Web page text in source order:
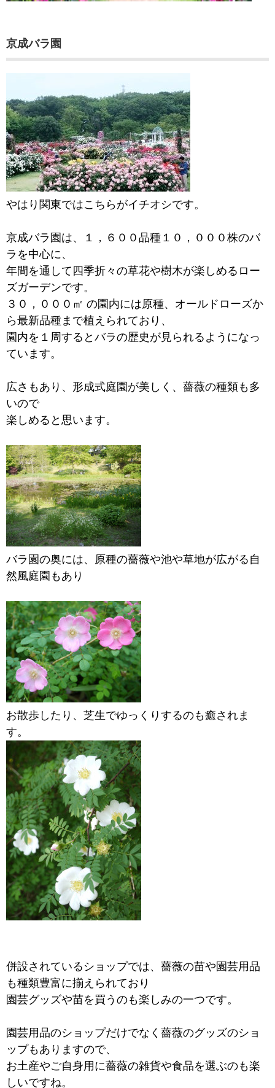
京成バラ園
やはり関東ではこちらがイチオシです。
京成バラ園は、１，６００品種１０，０００株のバ
ラを中心に、
年間を通して四季折々の草花や樹木が楽しめるロー
ズガーデンです。
３０，０００㎡ の園内には原種、オールドローズか
ら最新品種まで植えられており、
園内を１周するとバラの歴史が見られるようになっ
ています。
広さもあり、形成式庭園が美しく、薔薇の種類も多
いので
楽しめると思います。
バラ園の奥には、原種の薔薇や池や草地が広がる自
然風庭園もあり
お散歩したり、芝生でゆっくりするのも癒されま
す。
併設されているショップでは、薔薇の苗や園芸用品
も種類豊富に揃えられており
園芸グッズや苗を買うのも楽しみの一つです。
園芸用品のショップだけでなく薔薇のグッズのショ
ップもありますので、
お土産やご自身用に薔薇の雑貨や食品を選ぶのも楽
しいですね。